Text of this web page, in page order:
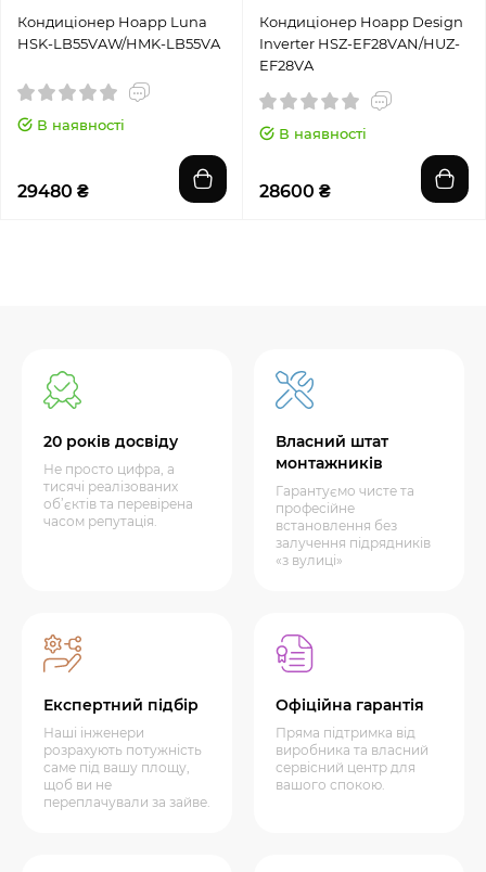
Кондиціонер Hoapp Luna
HSK-LB55VAW/HMK-LB55VA
В наявності
29480 ₴
Кондиціонер Hoapp Design
Inverter HSZ-EF28VAN/HUZ-
EF28VA
В наявності
28600 ₴
20 років досвіду
Не просто цифра, а
тисячі реалізованих
об’єктів та перевірена
часом репутація.
Власний штат
монтажників
Гарантуємо чисте та
професійне
встановлення без
залучення підрядників
«з вулиці»
Експертний підбір
Наші інженери
розрахують потужність
саме під вашу площу,
щоб ви не
переплачували за зайве.
Офіційна гарантія
Пряма підтримка від
виробника та власний
сервісний центр для
вашого спокою.